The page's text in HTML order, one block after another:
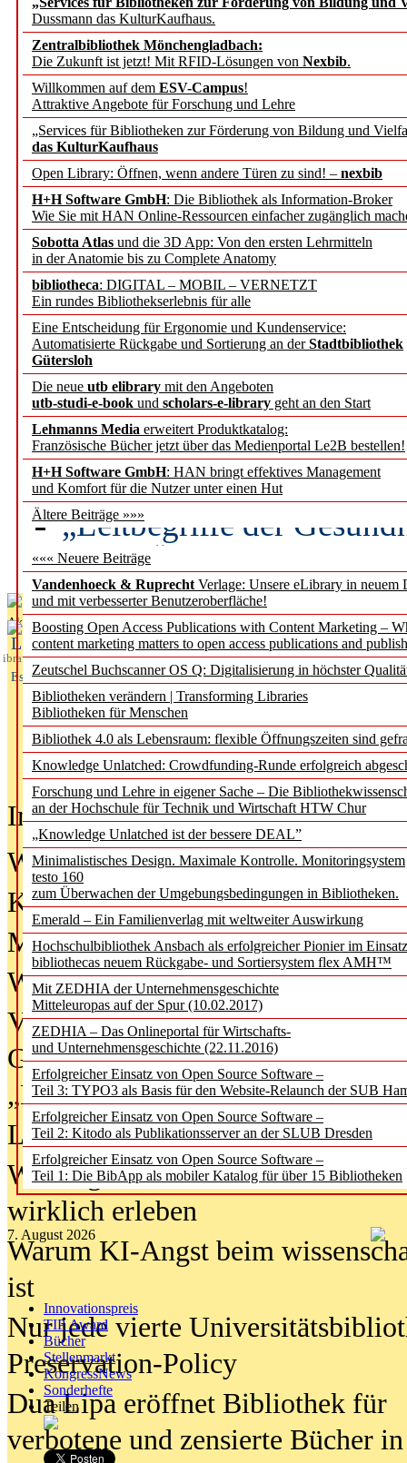
Dussmann das KulturKaufhaus.
Zentralbibliothek Mönchengladbach:
Die Zukunft ist jetzt! Mit RFID-Lösungen von Nexbib.
Willkommen auf dem ESV-Campus!
Attraktive Angebote für Forschung und Lehre
„Services für Bibliotheken zur Förderung von Bildung und
das KulturKaufhaus
Open Library: Öffnen, wenn andere Türen zu sind! – nexbib
H+H Software GmbH: Die Bibliothek als Information-Broker
Wie Sie mit HAN Online-Ressourcen einfacher zugänglich
Sobotta Atlas und die 3D App: Von den ersten Lehrmitteln
in der Anatomie bis zu Complete Anatomy
bibliotheca: DIGITAL – MOBIL – VERNETZT
Ein rundes Bibliothekserlebnis für alle
Eine Entscheidung für Ergonomie und Kundenservice:
Automatisierte Rückgabe und Sortierung an derStadtbibliothek
Gütersloh
Die neue utb elibrary mit den Angeboten
utb-studi-e-book und scholars-e-library geht an den Start
Lehmanns Media erweitert Produktkatalog:
Französische Bücher jetzt über das Medienportal Le2B bestellen!
H+H Software GmbH: HAN bringt effektives Management
und Komfort für die Nutzer unter einen Hut
Ältere Beiträge »»»
««« Neuere Beiträge
Vandenhoeck & Ruprecht Verlage: Unsere eLibrary in neuem
und mit verbesserter Benutzeroberfläche!
Boosting Open Access Publications with Content Marketing –
content marketing matters to open access publications and
Zeutschel Buchscanner OS Q: Digitalisierung in höchster
Bibliotheken verändern | Transforming Libraries
Bibliotheken für Menschen
Bibliothek 4.0 als Lebensraum: flexible Öffnungszeiten sind
Knowledge Unlatched: Crowdfunding-Runde erfolgreich
Forschung und Lehre in eigener Sache – Die
an der Hochschule für Technik und Wirtschaft HTW Chur
„Knowledge Unlatched ist der bessere DEAL”
Minimalistisches Design. Maximale Kontrolle. Monitoringsystem
testo 160
zum Überwachen der Umgebungsbedingungen in Bibliotheken.
Emerald – Ein Familienverlag mit weltweiter Auswirkung
Hochschulbibliothek Ansbach als erfolgreicher Pionier im
bibliothecas neuem Rückgabe- und Sortiersystem flex AMH™
Mit ZEDHIA der Unternehmensgeschichte
Mitteleuropas auf der Spur (10.02.2017)
ZEDHIA – Das Onlineportal für Wirtschafts-
und Unternehmensgeschichte (22.11.2016)
Erfolgreicher Einsatz von Open Source Software –
Teil 3: TYPO3 als Basis für den Website-Relaunch der SUB
Erfolgreicher Einsatz von Open Source Software –
Teil 2: Kitodo als Publikationsserver an der SLUB Dresden
Erfolgreicher Einsatz von Open Source Software –
Teil 1: Die BibApp als mobiler Katalog für über 15 Bibliotheken
7. August 2026
Innovationspreis
TIP Award
Bücher
Stellenmarkt
KongressNews
Sonderhefte
Teilen
angepasst
konstruktiv!
Mohr Siebeck
und die Zeitschrift für
Francke Attempto
EBSCO Information
Recherchefunktionen in
Sorbisches Institut neu
Geschichte und
Künstliche Intelligenz
besser zu verstehen
„Leitbegriffe der
des BIÖG erscheinen
Aktuelles aus
L
ibrary
Essentials
In der Ausgabe06/2026(August
Was Hochschul­bibliotheken von
Kinder in der digitalen Welt
Metadaten als Infrastruktur
Wenn Bots katalogisieren
Von Abschlusskleidern bis
Geisterjagd-Ausrüstung in der
„Library of Things“ unterwegs
Lesen als Infrastrukturaufgabe
Wie Jugendliche Social Media
wirklich erleben
Warum KI-Angst beim
ist
Nur jede vierte
Preservation-Policy
Dua Lipa eröffnet Bibliothek für
verbotene und zensierte Bücher